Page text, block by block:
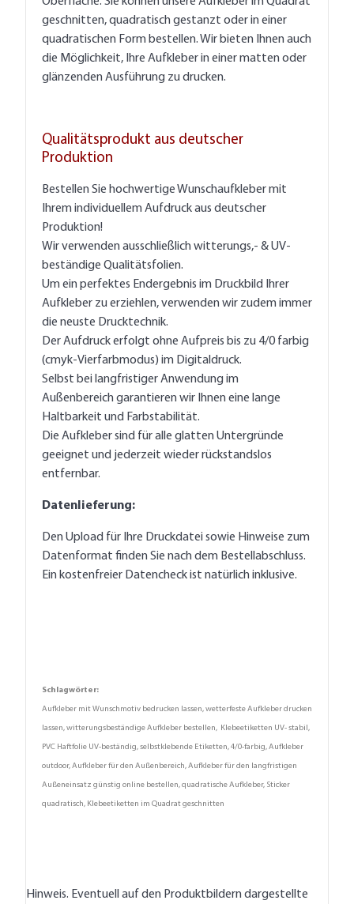
geschnitten, quadratisch gestanzt oder in einer
quadratischen Form bestellen. Wir bieten Ihnen auch
die Möglichkeit, Ihre Aufkleber in einer matten oder
glänzenden Ausführung zu drucken.
Qualitätsprodukt aus deutscher
Produktion
Bestellen Sie hochwertige Wunschaufkleber mit
Ihrem individuellem Aufdruck aus deutscher
Produktion!
Wir verwenden ausschließlich witterungs,- & UV-
beständige Qualitätsfolien.
Um ein perfektes Endergebnis im Druckbild Ihrer
Aufkleber zu erziehlen, verwenden wir zudem immer
die neuste Drucktechnik.
Der Aufdruck erfolgt ohne Aufpreis bis zu 4/0 farbig
(cmyk-Vierfarbmodus) im Digitaldruck.
Selbst bei langfristiger Anwendung im
Außenbereich garantieren wir Ihnen eine lange
Haltbarkeit und Farbstabilität.
Die Aufkleber sind für alle glatten Untergründe
geeignet und jederzeit wieder rückstandslos
entfernbar.
Datenlieferung:
Den Upload für Ihre Druckdatei sowie Hinweise zum
Datenformat finden Sie nach dem Bestellabschluss.
Ein kostenfreier Datencheck ist natürlich inklusive.
Schlagwörter:
Aufkleber mit Wunschmotiv bedrucken lassen, wetterfeste Aufkleber drucken
lassen, witterungsbeständige Aufkleber bestellen, Klebeetiketten UV- stabil,
PVC Haftfolie UV-beständig, selbstklebende Etiketten, 4/0-farbig, Aufkleber
outdoor, Aufkleber für den Außenbereich, Aufkleber für den langfristigen
Außeneinsatz günstig online bestellen, quadratische Aufkleber, Sticker
quadratisch, Klebeetiketten im Quadrat geschnitten
Hinweis. Eventuell auf den Produktbildern dargestellte